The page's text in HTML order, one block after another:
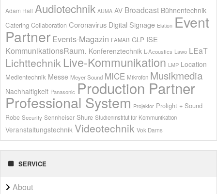
Adam Hall Audiotechnik AUMA AV Broadcast Bühnentechnik
Catering Collaboration Coronavirus Digital Signage Elation Event
Partner Events-Magazin FAMAB GLP ISE
KommunikationsRaum. Konferenztechnik L-Acoustics Lawo LEaT
Lichttechnik Live-Kommunikation LMP Location
Medientechnik Messe Meyer Sound MICE Mikrofon Musikmedia
Nachhaltigkeit Panasonic Production Partner
Professional System Projektor Prolight + Sound
Robe Security Sennheiser Shure Studieninstitut für Kommunikation
Veranstaltungstechnik Videotechnik Vok Dams
SERVICE
About